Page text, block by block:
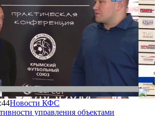
Новости КФС
управления объектами